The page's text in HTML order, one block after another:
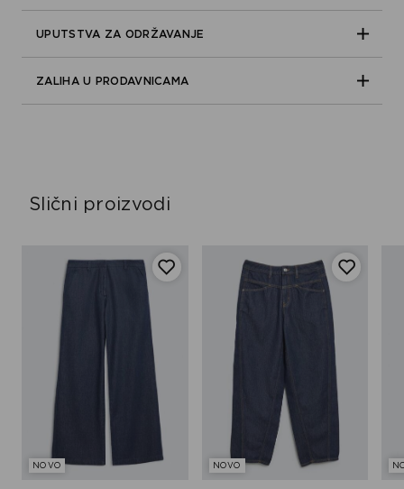
UPUTSTVA ZA ODRŽAVANJE
ZALIHA U PRODAVNICAMA
Slični proizvodi
NOVO NOVO